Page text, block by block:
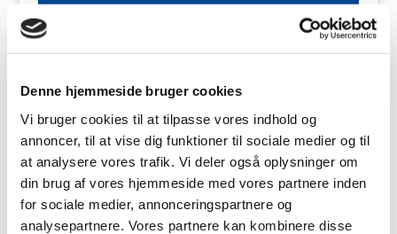
Denne hjemmeside bruger cookies
Vi bruger cookies til at tilpasse vores indhold og
annoncer, til at vise dig funktioner til sociale medier og til
at analysere vores trafik. Vi deler også oplysninger om
din brug af vores hjemmeside med vores partnere inden
for sociale medier, annonceringspartnere og
analysepartnere. Vores partnere kan kombinere disse
Point S Frederiksværk
Gl. Hundestedvej 6
3300 Frederiksværk
Tlf:47 72 16 10